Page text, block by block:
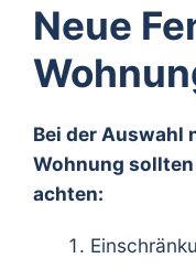
Neue
Bei der Auswahl
Wohnung
achten: